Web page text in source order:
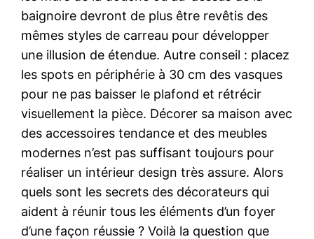
baignoire devront de plus être revêtis des
mêmes styles de carreau pour développer
une illusion de étendue. Autre conseil : placez
les spots en périphérie à 30 cm des vasques
pour ne pas baisser le plafond et rétrécir
visuellement la pièce. Décorer sa maison avec
des accessoires tendance et des meubles
modernes n’est pas suffisant toujours pour
réaliser un intérieur design très assure. Alors
quels sont les secrets des décorateurs qui
aident à réunir tous les éléments d’un foyer
d’une façon réussie ? Voilà la question que